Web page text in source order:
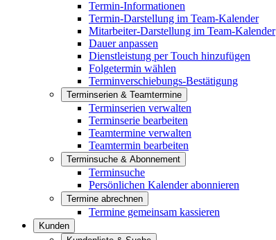
Termin-Informationen
Termin-Darstellung im Team-Kalender
Mitarbeiter-Darstellung im Team-Kalender
Dauer anpassen
Dienstleistung per Touch hinzufügen
Folgetermin wählen
Terminverschiebungs-Bestätigung
Terminserien & Teamtermine
Terminserien verwalten
Terminserie bearbeiten
Teamtermine verwalten
Teamtermin bearbeiten
Terminsuche & Abonnement
Terminsuche
Persönlichen Kalender abonnieren
Termine abrechnen
Termine gemeinsam kassieren
Kunden